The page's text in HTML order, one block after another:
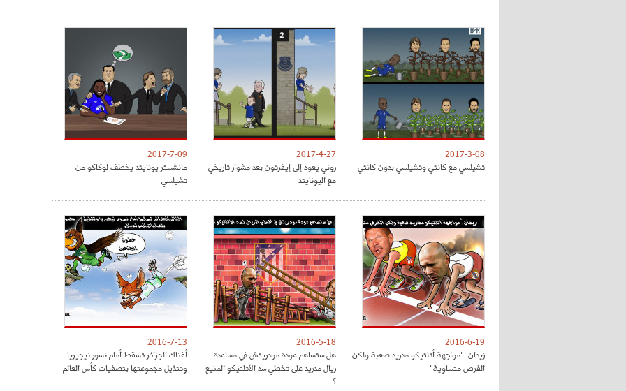
2017-3-08
تشيلسي مع كانتي وتشيلسي بدون كانتي
2017-4-27
روني يعود إلى إيفرتون بعد مشوار تاريخي
مع اليونايتد
2017-7-09
مانشستر يونايتد يخطف لوكاكو من
تشيلسي
2016-6-19
زيدان: "مواجهة أتلتيكو مدريد صعبة ولكن
الفرص متساوية"
2016-5-18
هل ستساهم عودة مودريتش في مساعدة
ريال مدريد على تخطي سد الأتلتيكو المنيع
؟
2016-7-13
أفناك الجزائر تسقط أمام نسور نيجيريا
وتتذيل مجموعتها بتصفيات كأس العالم